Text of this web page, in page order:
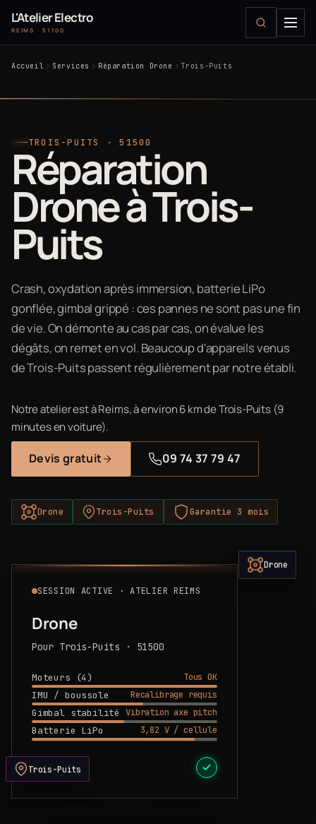
L'Atelier Electro
REIMS · 51100
Accueil Services Réparation Drone Trois-Puits
TROIS-PUITS · 51500
Réparation
Drone à Trois-
Puits
Crash, oxydation après immersion, batterie LiPo
gonflée, gimbal grippé : ces pannes ne sont pas une fin
de vie. On démonte au cas par cas, on évalue les
dégâts, on remet en vol. Beaucoup d'appareils venus
de Trois-Puits passent régulièrement par notre établi.
Notre atelier est à Reims, à environ 6 km de Trois-Puits (9
minutes en voiture).
Devis gratuit 09 74 37 79 47
Drone Trois-Puits Garantie 3 mois
SESSION ACTIVE · ATELIER REIMS
Drone
Pour Trois-Puits · 51500
Moteurs (4)
Tous OK
IMU / boussole
Recalibrage requis
Gimbal stabilité Vibration axe pitch
Batterie LiPo
3,82 V / cellule
DEVIS PRÊT
Drone
Trois-Puits